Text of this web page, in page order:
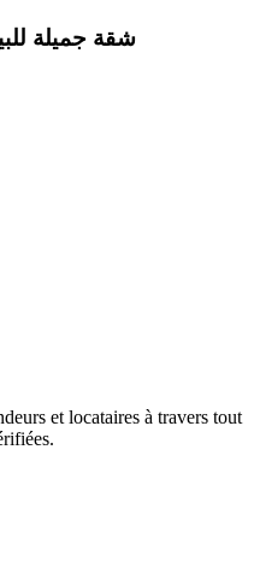
شقة جميلة
et locataires à travers tout